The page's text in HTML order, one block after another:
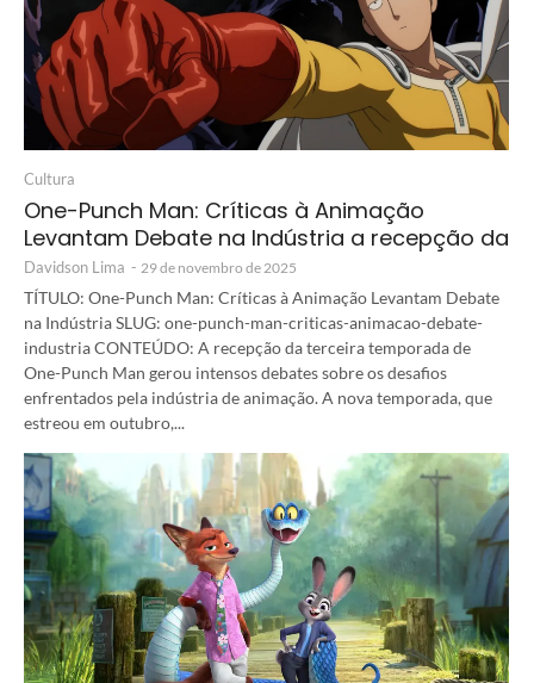
Cultura
One-Punch Man: Críticas à Animação
Levantam Debate na Indústria a recepção da
Davidson Lima - 29 de novembro de 2025
TÍTULO: One-Punch Man: Críticas à Animação Levantam Debate
na Indústria SLUG: one-punch-man-criticas-animacao-debate-
industria CONTEÚDO: A recepção da terceira temporada de
One-Punch Man gerou intensos debates sobre os desafios
enfrentados pela indústria de animação. A nova temporada, que
estreou em outubro,...